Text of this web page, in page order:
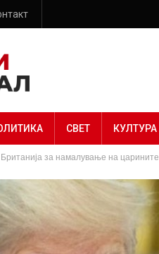
СВЕТ КУЛТУРА
Британија за намалување на царините